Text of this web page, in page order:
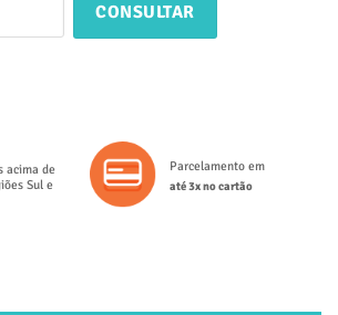
CONSULTAR
acima de
Sul e
Parcelamento em
até 3x no cartão